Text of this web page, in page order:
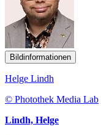
Bildinformationen
Helge Lindh
© Photothek Media Lab
Lindh, Helge